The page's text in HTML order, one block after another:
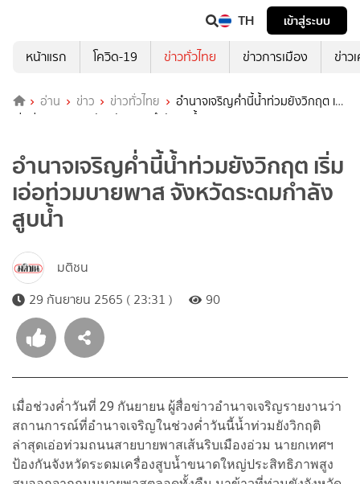
TH
เข้าสู่ระบบ
หน้าแรก
โควิด-19 ข่าวทั่วไทย ข่าวการเมือง ข่าว
อ่าน ข่าว ข่าวทั่วไทย
อำนาจเจริญค่ำนี้น้ำท่วมยังวิกฤต เริ่ม
เอ่อท่วมบายพาส จังหวัดระดมกำลังสูบน้ำ
อำนาจเจริญค่ำนี้น้ำท่วมยังวิกฤต เริ่ม
เอ่อท่วมบายพาส จังหวัดระดมกำลัง
สูบน้ำ
มติชน
29 กันยายน 2565 ( 23:31 )
90
เมื่อช่วงค่ำวันที่ 29 กันยายน ผู้สื่อข่าวอำนาจเจริญรายงานว่า
สถานการณ์ที่อำนาจเจริญในช่วงค่ำวันนี้น้ำท่วมยังวิกฤติ
ล่าสุดเอ่อท่วมถนนสายบายพาสเส้นริบเมืองอ่วม นายกเทศฯ
ป้องกันจังหวัดระดมเครื่องสูบน้ำขนาดใหญ่ประสิทธิภาพสูง